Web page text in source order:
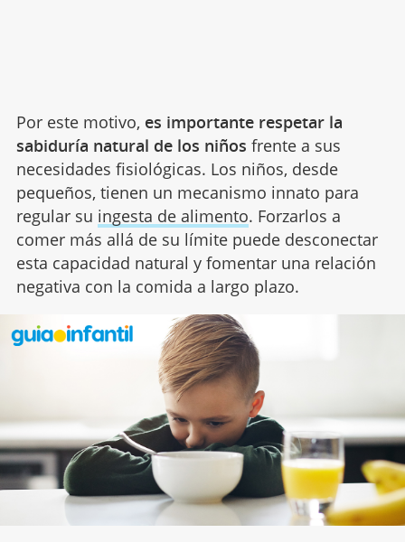
Por este motivo, es importante respetar la
sabiduría natural de los niños frente a sus
necesidades fisiológicas. Los niños, desde
pequeños, tienen un mecanismo innato para
regular su ingesta de alimento. Forzarlos a
comer más allá de su límite puede desconectar
esta capacidad natural y fomentar una relación
negativa con la comida a largo plazo.